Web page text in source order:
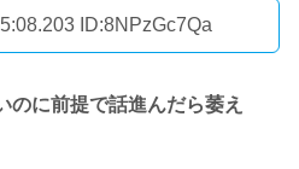
ID:8NPzGc7Qa
のに前提で話進んだら萎え